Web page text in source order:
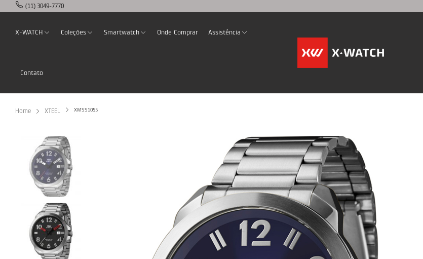
(11) 3049-7770
X-WATCH Coleções Smartwatch Onde Comprar Assistência
Contato
Home XTEEL XMSS1055